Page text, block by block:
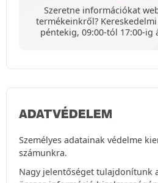
Szeretne információkat
termékeinkről?
péntekig, 09:00-tól 17:00-ig
ADATVÉDELEM
Személyes adatainak védelme
számunkra.
Nagy jelentőséget tulajdonítunk